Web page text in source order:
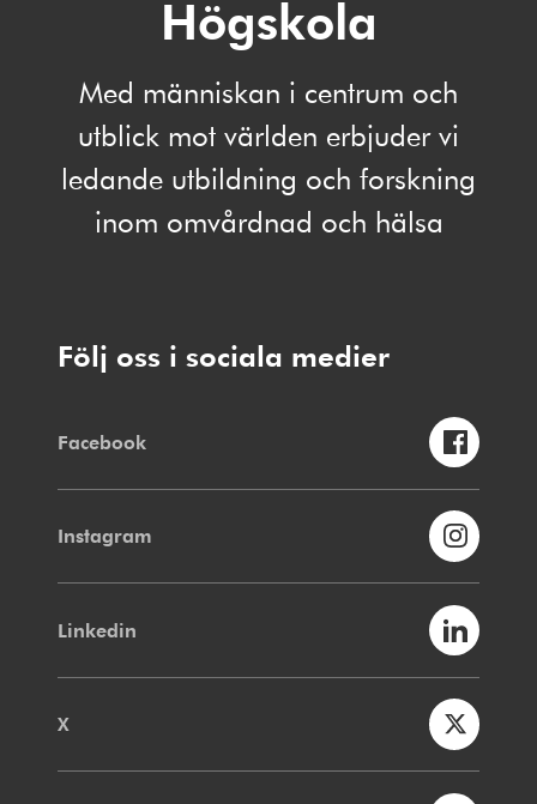
Högskola
Med människan i centrum och
utblick mot världen erbjuder vi
ledande utbildning och forskning
inom omvårdnad och hälsa
Följ oss i sociala medier
Facebook
Instagram
Linkedin
X